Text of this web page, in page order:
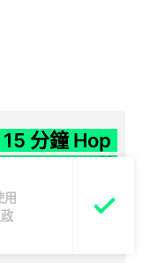
用
分鐘 Hop
開自動駕駛貨運火
750 公里外，並